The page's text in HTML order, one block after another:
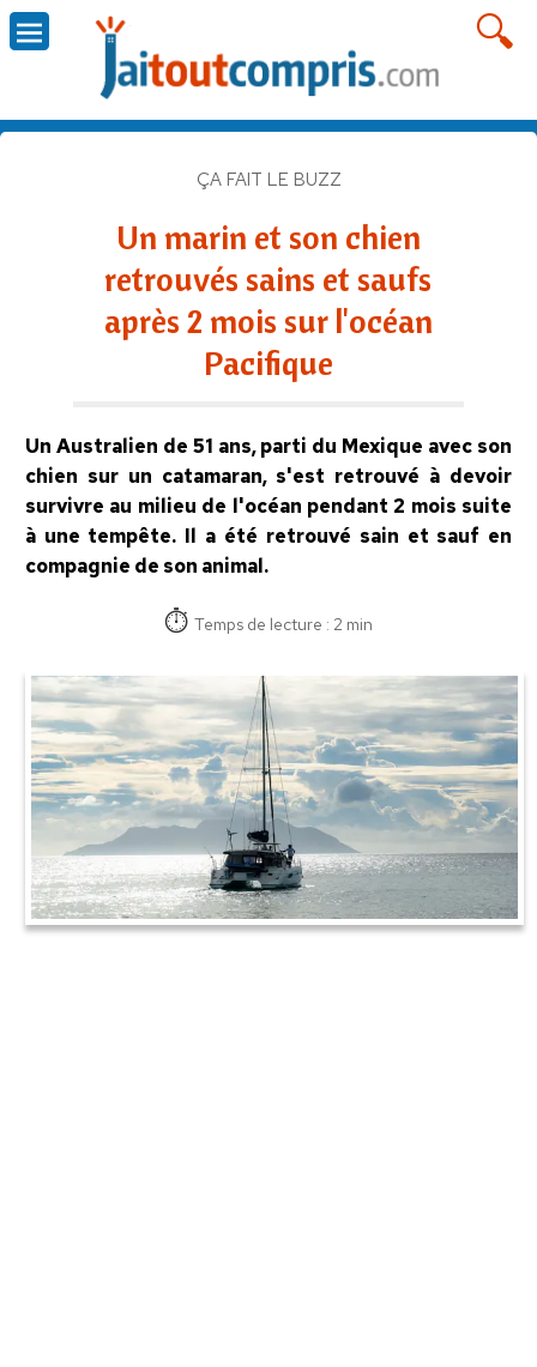
ÇA FAIT LE BUZZ
Un marin et son chien
retrouvés sains et saufs
après 2 mois sur l'océan
Pacifique
Un Australien de 51 ans, parti du Mexique avec son
chien sur un catamaran, s'est retrouvé à devoir
survivre au milieu de l'océan pendant 2 mois suite
à une tempête. Il a été retrouvé sain et sauf en
compagnie de son animal.
Temps de lecture : 2 min